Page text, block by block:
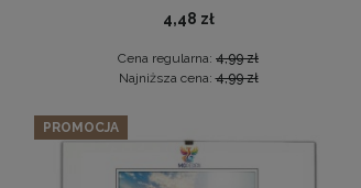
Zestaw 3 szt. ramek na zdjęcia 35 x
4,48 zł
Cena regularna: 4,99 zł
Najniższa cena:4,99 zł
PROMOCJA